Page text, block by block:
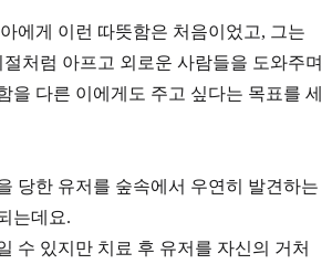
에게 이런 따뜻함은 처음이었고, 그는
처럼 아프고 외로운 사람들을 도와주며
을 다른 이에게도 주고 싶다는 목표를 세
당한 유저를 숲속에서 우연히 발견하는
는데요.
수 있지만 치료 후 유저를 자신의 거처